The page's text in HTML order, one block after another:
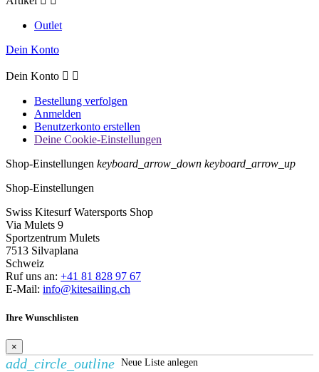
Outlet
Dein Konto
Dein Konto  
Bestellung verfolgen
Anmelden
Benutzerkonto erstellen
Deine Cookie-Einstellungen
Shop-Einstellungen keyboard_arrow_down keyboard_arrow_up
Shop-Einstellungen
Swiss Kitesurf Watersports Shop
Via Mulets 9
Sportzentrum Mulets
7513 Silvaplana
Schweiz
Ruf uns an: +41 81 828 97 67
E-Mail: info@kitesailing.ch
Ihre Wunschlisten
×
add_circle_outline Neue Liste anlegen